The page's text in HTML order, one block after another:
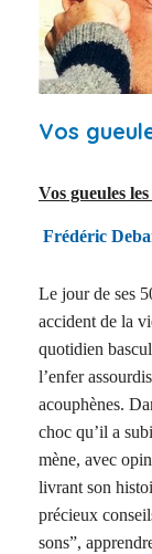
Vos
Vos gueules
Frédéric
Le jour de ses
accident de la
quotidien
l’enfer
acouphènes.
choc qu’il a
mène, avec
livrant son
précieux
sons”,